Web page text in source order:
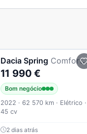
Dacia Spring Comfort Plus
11 990 €
Bom negócio
2022 · 62 570 km · Elétrico ·
45 cv
2 dias atrás